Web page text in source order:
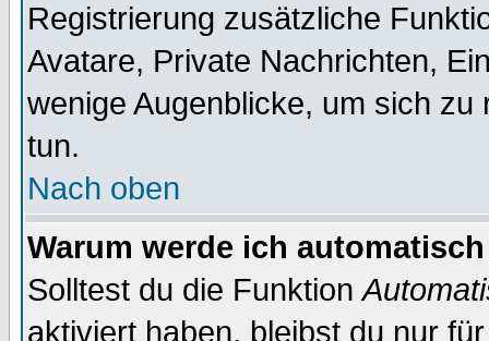
Registrierung zusätzliche
Avatare, Private Nachrichten,
wenige Augenblicke, um sich
tun.
Nach oben
Warum werde ich
Solltest du die Funktion
aktiviert haben, bleibst du nur